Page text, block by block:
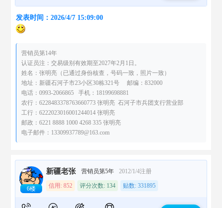
发表时间：2026/4/7 15:09:00
营销员第14年
认证员注：交易级别有效期至2027年2月1日。
姓名：张明亮（已通过身份核查，号码一致，照片一致）
地址：新疆石河子市23小区30栋321号 邮编：832000
电话：0993-2066865 手机：18199698881
农行：6228483378763660773 张明亮 石河子市兵团支行营业部
工行：6222023016001244014 张明亮
邮政：6221 8888 1000 4268 335 张明亮
电子邮件：13309937789@163.com
6楼
新疆老张 营销员第5年 2012/1/4注册
信用: 852 评分次数: 134 贴数: 331895